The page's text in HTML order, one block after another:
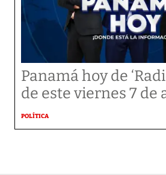
Panamá hoy de
de este viernes 7 de
POLÍTICA